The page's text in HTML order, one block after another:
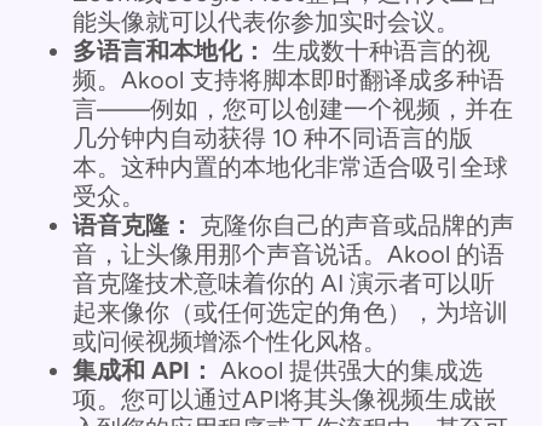
能头像就可以代表你参加实时会议。
多语言和本地化： 生成数十种语言的视
频。Akool 支持将脚本即时翻译成多种语
言——例如，您可以创建一个视频，并在
几分钟内自动获得 10 种不同语言的版
本。这种内置的本地化非常适合吸引全球
受众。
语音克隆： 克隆你自己的声音或品牌的声
音，让头像用那个声音说话。Akool 的语
音克隆技术意味着你的 AI 演示者可以听
起来像你（或任何选定的角色），为培训
或问候视频增添个性化风格。
集成和 API： Akool 提供强大的集成选
项。您可以通过API将其头像视频生成嵌